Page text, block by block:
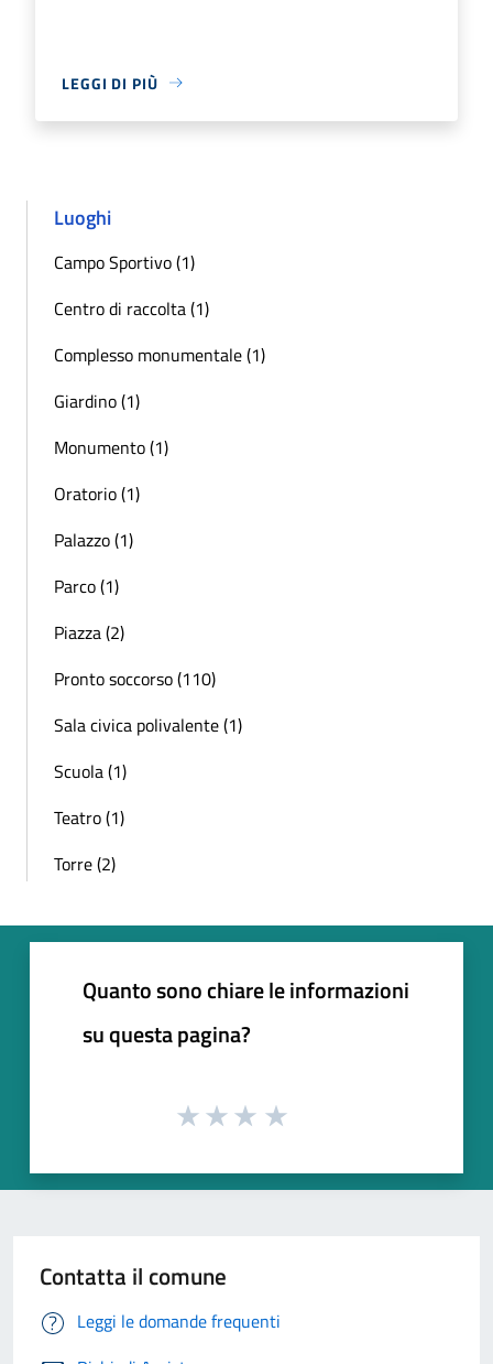
LEGGI DI PIÙ
Luoghi
Campo Sportivo (1)
Centro di raccolta (1)
Complesso monumentale (1)
Giardino (1)
Monumento (1)
Oratorio (1)
Palazzo (1)
Parco (1)
Piazza (2)
Pronto soccorso (110)
Sala civica polivalente (1)
Scuola (1)
Teatro (1)
Torre (2)
Quanto sono chiare le informazioni
su questa pagina?
Contatta il comune
Leggi le domande frequenti